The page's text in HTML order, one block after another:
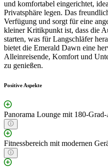
und komfortabel eingerichtet,
Privatsphäre legen. Das
Verfügung und sorgt für eine
kleiner Kritikpunkt ist, dass die
starten, was für Langschläfer
bietet die Emerald Dawn eine
Alleinreisende, Komfort und
zu genießen.
Positive Aspekte
Panorama Lounge mit 180-
Fitnessbereich mit modernen